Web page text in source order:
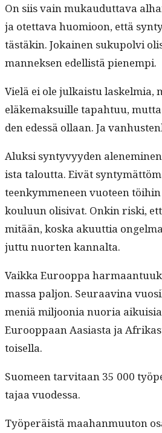
On siis vain mukaudut­ta­va
ja otet­ta­va huomioon, että
tästäkin. Jokainen sukupolvi
man­nek­sen edel­listä pienempi.
Vielä ei ole julka­istu laskelmia,
eläke­mak­suille tapah­tuu,
den edessä ollaan. Ja
Aluk­si syn­tyvyy­den
ista talout­ta. Eivät
teenkymme­neen vuo­teen
koulu­un oli­si­vat. Onkin ris­ki,
mitään, kos­ka aku­ut­tia
jut­tu nuorten kannalta.
Vaik­ka Euroop­pa
mas­sa paljon. Seu­raav­ina
meniä miljoo­nia nuo­ria
Euroop­paan Aasi­as­ta ja
toisella.
Suomeen tarvi­taan 35 000
ta­jaa vuodessa.
Työperäistä maa­han­muu­ton